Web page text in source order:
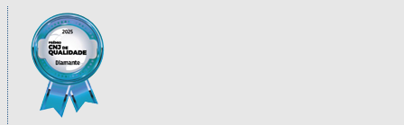
Informações úteis sobre os órgãos da 2ª
Imagem